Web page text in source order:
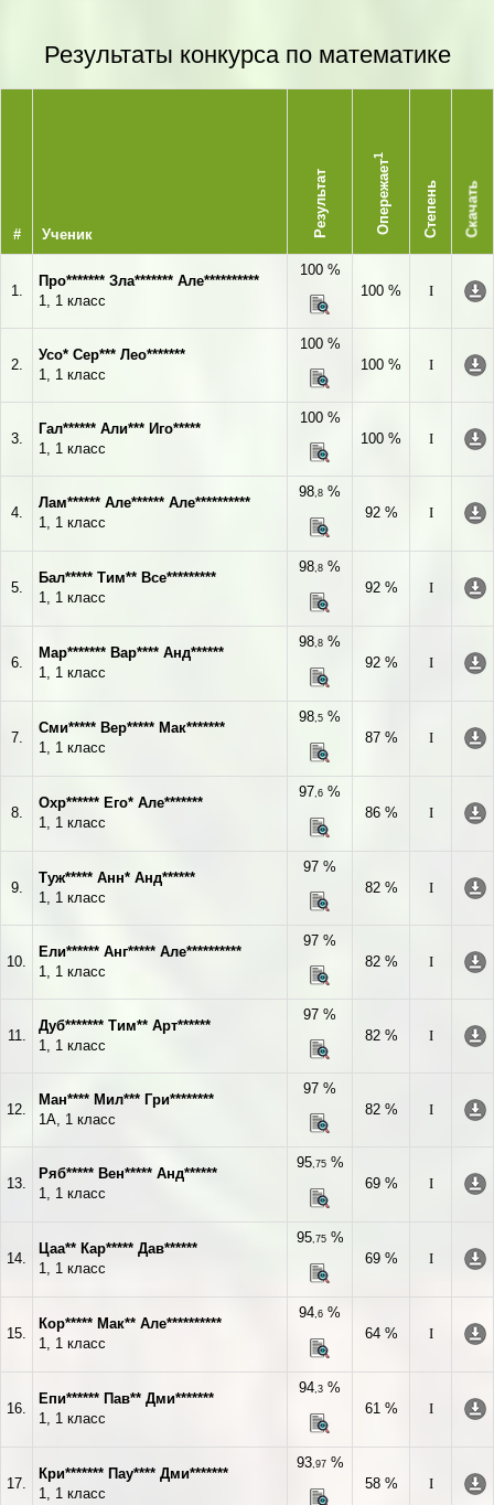
Результаты конкурса по математике
# Ученик Результат Опережает
1
Степень Скачать
1.
Про******* Зла******* Але**********
1, 1 класс
100 %
100 %
I
2.
Усо* Сер*** Лео*******
1, 1 класс
100 %
100 %
I
3.
Гал****** Али*** Иго*****
1, 1 класс
100 %
100 %
I
4.
Лам****** Але****** Але**********
1, 1 класс
98,8 %
92 %
I
5.
Бал***** Тим** Все*********
1, 1 класс
98,8 %
92 %
I
6.
Мар******* Вар**** Анд******
1, 1 класс
98,8 %
92 %
I
7.
Сми***** Вер***** Мак*******
1, 1 класс
98,5 %
87 %
I
8.
Охр****** Его* Але*******
1, 1 класс
97,6 %
86 %
I
9.
Туж***** Анн* Анд******
1, 1 класс
97 %
82 %
I
10.
Ели****** Анг***** Але**********
1, 1 класс
97 %
82 %
I
11.
Дуб******* Тим** Арт******
1, 1 класс
97 %
82 %
I
12.
Ман**** Мил*** Гри********
1А, 1 класс
97 %
82 %
I
13.
Ряб***** Вен***** Анд******
1, 1 класс
95,75%
69 %
I
14.
Цаа** Кар***** Дав******
1, 1 класс
95,75%
69 %
I
15.
Кор***** Мак** Але**********
1, 1 класс
94,6 %
64 %
I
16.
Епи****** Пав** Дми*******
1, 1 класс
94,3 %
61 %
I
17.
Кри******* Пау**** Дми*******
1, 1 класс
93,97%
58 %
I